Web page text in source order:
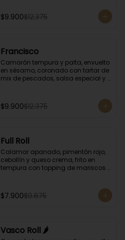
$9.900$12.375
Francisco
Camarón tempura y palta, envuelto
en sésamo, coronado con tartar de
mix de pescados, salsa especial y
$9.900$12.375
Full Roll
Calamar apanado, pimentón rojo,
cebollín y queso crema, frito en
tempura con topping de mariscos
$7.900$9.875
Vasco Roll 🌶️